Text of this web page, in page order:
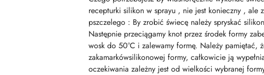
recepturki silikon w sprayu , nie jest konieczny , ale
pszczelego : By zrobić świecę należy spryskać
Następnie przeciągamy knot przez środek formy
wosk do 50°C i zalewamy formę. Należy pamiętać,
zakamarkówsilikonowej formy, całkowicie ją
oczekiwania zależny jest od wielkości wybranej